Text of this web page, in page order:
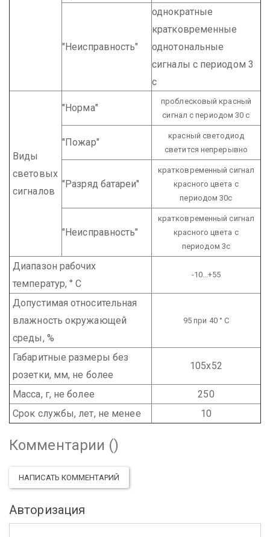
"Неисправность"
однократные
кратковременные
однотональные
сигналы с периодом 3
с
Виды
световых
сигналов
"Норма"
проблесковый красный
сигнал с периодом 30 с
"Пожар"
красный светодиод
светится непрерывно
"Разряд батареи"
кратковременный сигнал
красного цвета с
периодом 30с
"Неисправность"
кратковременный сигнал
красного цвета с
периодом 3с
Диапазон рабочих
температур, ° С
-10...+55
Допустимая относительная
влажность окружающей
среды, %
95 при 40 ° С
Габаритные размеры без
розетки, мм, не более
105х52
Масса, г, не более
250
Срок службы, лет, не менее
10
Комментарии ()
НАПИСАТЬ КОММЕНТАРИЙ
Авторизация